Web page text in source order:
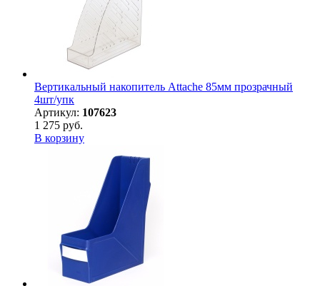
Вертикальный накопитель Attache 85мм прозрачный
4шт/упк
Артикул: 107623
1 275 руб.
В корзину